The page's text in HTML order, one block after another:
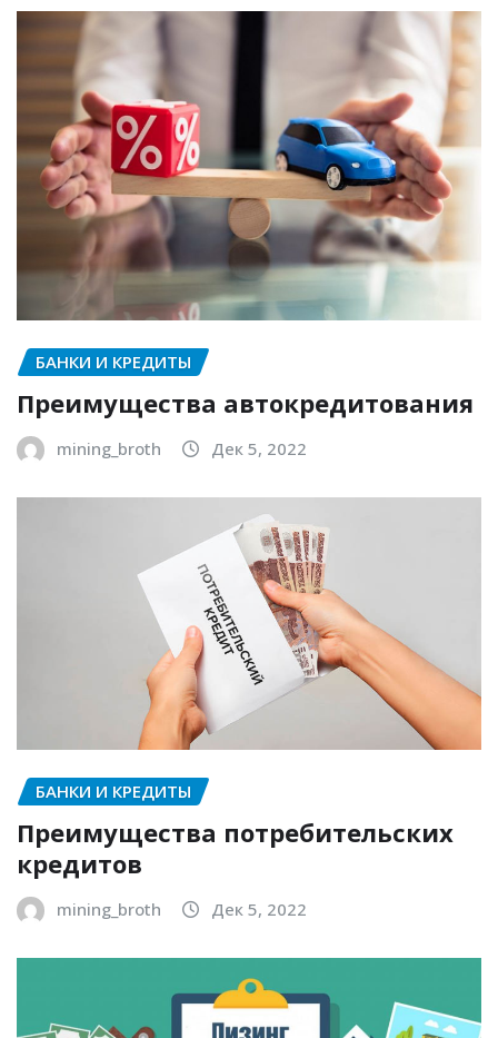
БАНКИ И КРЕДИТЫ
Преимущества автокредитования
mining_broth Дек 5, 2022
БАНКИ И КРЕДИТЫ
Преимущества потребительских
кредитов
mining_broth Дек 5, 2022